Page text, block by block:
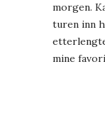
morgen.
turen inn
mine